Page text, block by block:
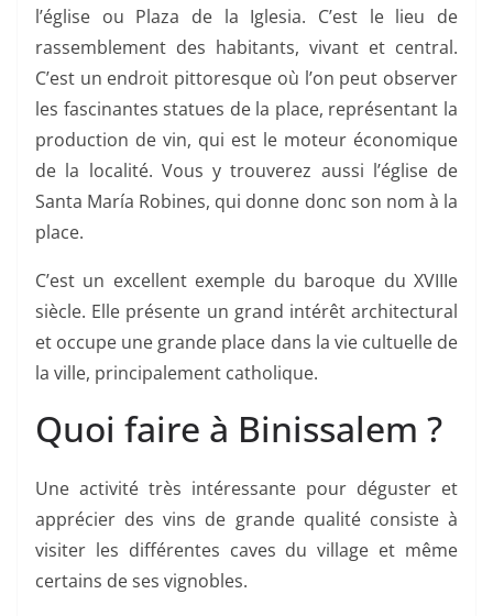
l’église ou Plaza de la Iglesia. C’est le lieu de
rassemblement des habitants, vivant et central.
C’est un endroit pittoresque où l’on peut observer
les fascinantes statues de la place, représentant la
production de vin, qui est le moteur économique
de la localité. Vous y trouverez aussi l’église de
Santa María Robines, qui donne donc son nom à la
place.
C’est un excellent exemple du baroque du XVIIIe
siècle. Elle présente un grand intérêt architectural
et occupe une grande place dans la vie cultuelle de
la ville, principalement catholique.
Quoi faire à Binissalem ?
Une activité très intéressante pour déguster et
apprécier des vins de grande qualité consiste à
visiter les différentes caves du village et même
certains de ses vignobles.